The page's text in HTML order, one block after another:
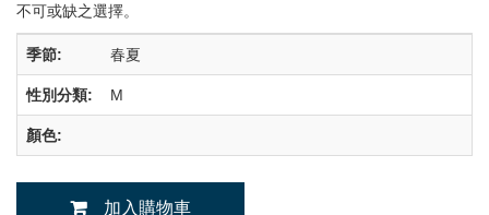
不可或缺之選擇。
季節: 春夏
性別分類: M
顏色:
加入購物車